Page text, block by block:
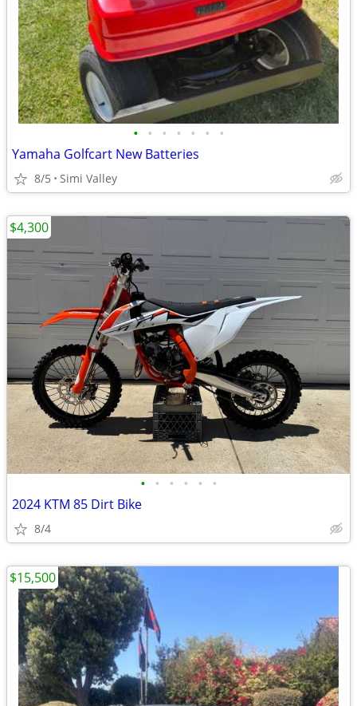
• • • • • • •
Yamaha Golfcart New Batteries
8/5 Simi Valley
• • • • • •
2024 KTM 85 Dirt Bike
8/4
$4,300
$15,500